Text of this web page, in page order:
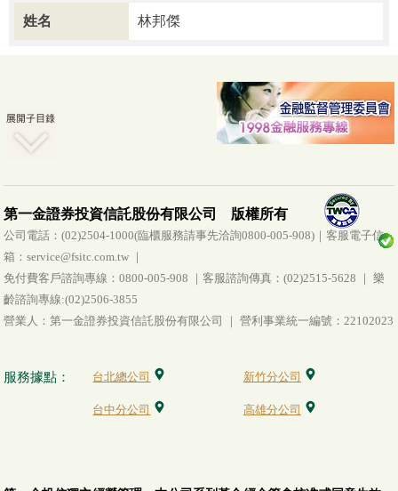
姓名 林邦傑
第一金證券投資信託股份有限公司 版權所有
公司電話：(02)2504-1000(臨櫃服務請事先洽詢0800-005-908)｜客服電子信
箱：service@fsitc.com.tw ｜
免付費客戶諮詢專線：0800-005-908 ｜客服諮詢傳真：(02)2515-5628 ｜ 樂
齡諮詢專線:(02)2506-3855
營業人：第一金證券投資信託股份有限公司 ｜ 營利事業統一編號：22102023
服務據點： 台北總公司 新竹分公司
台中分公司 高雄分公司